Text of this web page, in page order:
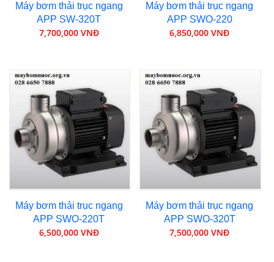
Máy bơm thải trục ngang
APP SW-320T
7,700,000 VNĐ
Máy bơm thải trục ngang
APP SWO-220
6,850,000 VNĐ
Máy bơm thải trục ngang
APP SWO-220T
6,500,000 VNĐ
Máy bơm thải trục ngang
APP SWO-320T
7,500,000 VNĐ